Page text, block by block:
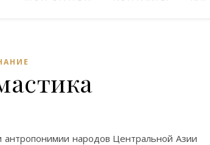
народов Центральной Азии